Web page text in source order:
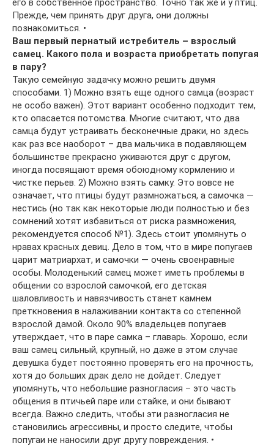
его в собственное пространство. Точно так же и у птиц.
Прежде, чем принять друг друга, они должны
познакомиться. •
Ваш первый пернатый истребитель – взрослый
самец. Какого пола и возраста приобретать попугая
в пару?
Такую семейную задачку можно решить двумя
способами. 1) Можно взять еще одного самца (возраст
не особо важен). Этот вариант особенно подходит тем,
кто опасается потомства. Многие считают, что два
самца будут устраивать бесконечные драки, но здесь
как раз все наоборот – два мальчика в подавляющем
большинстве прекрасно уживаются друг с другом,
иногда посвящают время обоюдному кормлению и
чистке перьев. 2) Можно взять самку. Это вовсе не
означает, что птицы будут размножаться, а самочка —
нестись (но так как некоторые люди полностью и без
сомнений хотят избавиться от риска размножения,
рекомендуется способ №1). Здесь стоит упомянуть о
нравах красных девиц. Дело в том, что в мире попугаев
царит матриархат, и самочки — очень своенравные
особы. Молоденький самец может иметь проблемы в
общении со взрослой самочкой, его детская
шаловливость и навязчивость станет камнем
преткновения в налаживании контакта со степенной
взрослой дамой. Около 90% владельцев попугаев
утверждает, что в паре самка – главарь. Хорошо, если
ваш самец сильный, крупный, но даже в этом случае
девушка будет постоянно проверять его на прочность,
хотя до больших драк дело не дойдет. Следует
упомянуть, что небольшие разногласия – это часть
общения в птичьей паре или стайке, и они бывают
всегда. Важно следить, чтобы эти разногласия не
становились агрессивны, и просто следите, чтобы
попугаи не наносили друг другу повреждения. •